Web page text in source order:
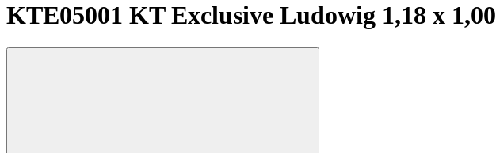
KTE05001 KT Exclusive Ludowig 1,18 x 1,00